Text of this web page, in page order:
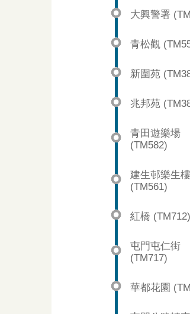
大興警署
青松觀
新圍苑
兆邦苑
青田遊樂場
(TM582)
建生邨樂生樓
(TM561)
紅橋 (TM712)
屯門屯仁街
(TM717)
華都花園